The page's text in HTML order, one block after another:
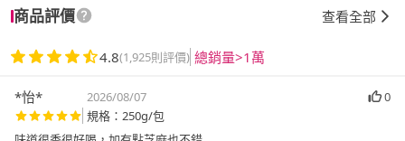
商品評價 查看全部
4.8(1,925則評價) 總銷量>1萬
*怡* 2026/08/07
0
規格：250g/包